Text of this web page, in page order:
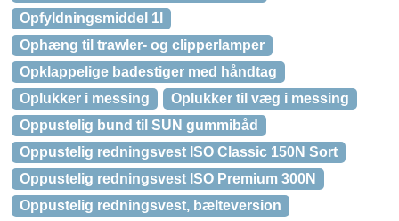
Opfyldningsmiddel 1l
Ophæng til trawler- og clipperlamper
Opklappelige badestiger med håndtag
Oplukker i messing
Oplukker til væg i messing
Oppustelig bund til SUN gummibåd
Oppustelig redningsvest ISO Classic 150N Sort
Oppustelig redningsvest ISO Premium 300N
Oppustelig redningsvest, bælteversion